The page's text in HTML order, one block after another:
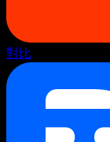
對比